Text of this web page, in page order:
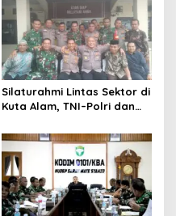
Silaturahmi Lintas Sektor di
Kuta Alam, TNI–Polri dan
Kebersamaan